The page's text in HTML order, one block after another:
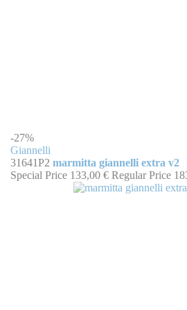
-27%
Giannelli
31641P2 marmitta giannelli extra v2
Special Price 133,00 € Regular Price